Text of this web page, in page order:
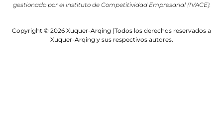
gestionado por el instituto de Competitividad Empresarial (IVACE).
Copyright © 2026 Xuquer-Arqing |Todos los derechos reservados a
Xuquer-Arqing y sus respectivos autores.